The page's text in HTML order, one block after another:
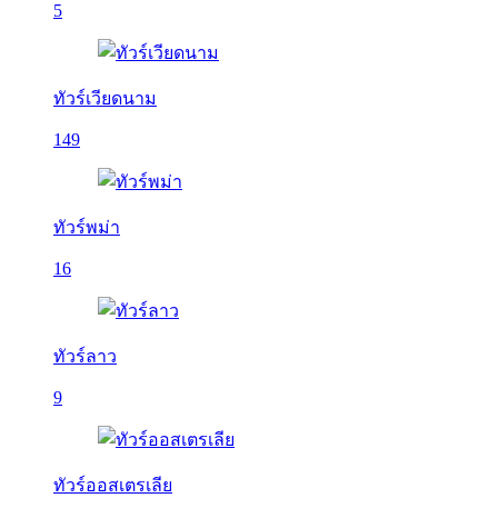
5
ทัวร์เวียดนาม
149
ทัวร์พม่า
16
ทัวร์ลาว
9
ทัวร์ออสเตรเลีย